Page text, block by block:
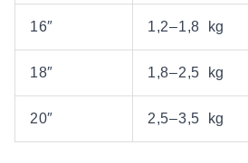
16″ 1,2–1,8 kg
18″ 1,8–2,5 kg
20″ 2,5–3,5 kg